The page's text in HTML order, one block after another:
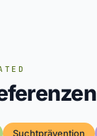
Suchtprävention